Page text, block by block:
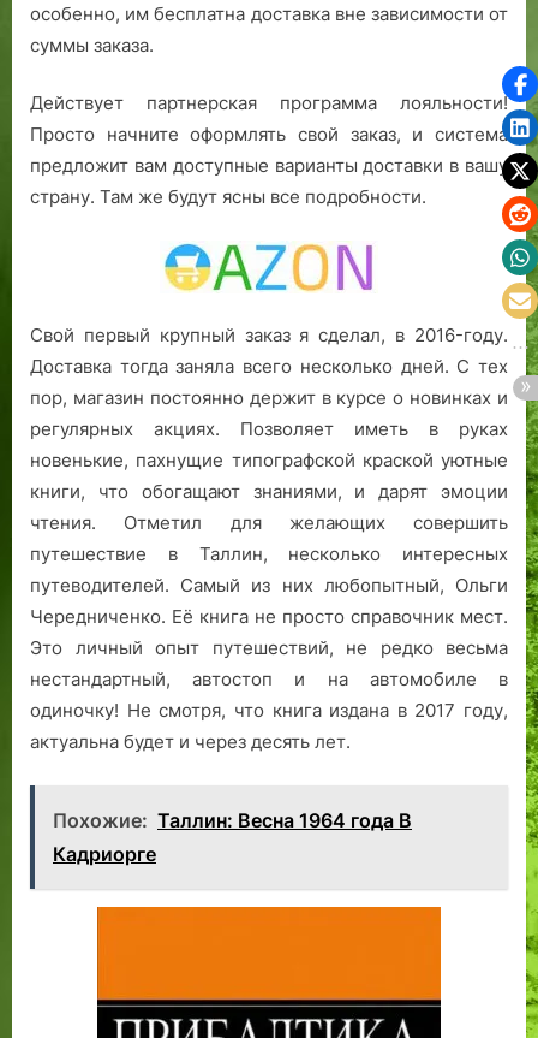
особенно, им бесплатна доставка вне зависимости от
суммы заказа.
Действует партнерская программа лояльности!
Просто начните оформлять свой заказ, и система
предложит вам доступные варианты доставки в вашу
страну. Там же будут ясны все подробности.
Свой первый крупный заказ я сделал, в 2016-году.
Доставка тогда заняла всего несколько дней. С тех
пор, магазин постоянно держит в курсе о новинках и
регулярных акциях. Позволяет иметь в руках
новенькие, пахнущие типографской краской уютные
книги, что обогащают знаниями, и дарят эмоции
чтения. Отметил для желающих совершить
путешествие в Таллин, несколько интересных
путеводителей. Самый из них любопытный, Ольги
Чередниченко. Её книга не просто справочник мест.
Это личный опыт путешествий, не редко весьма
нестандартный, автостоп и на автомобиле в
одиночку! Не смотря, что книга издана в 2017 году,
актуальна будет и через десять лет.
Похожие: Таллин: Весна 1964 года В
Кадриорге